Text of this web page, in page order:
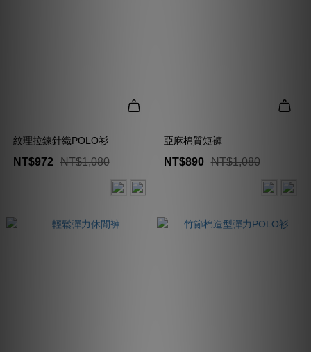
紋理拉鍊針織POLO衫
NT$972 NT$1,080
亞麻棉質短褲
NT$890 NT$1,080